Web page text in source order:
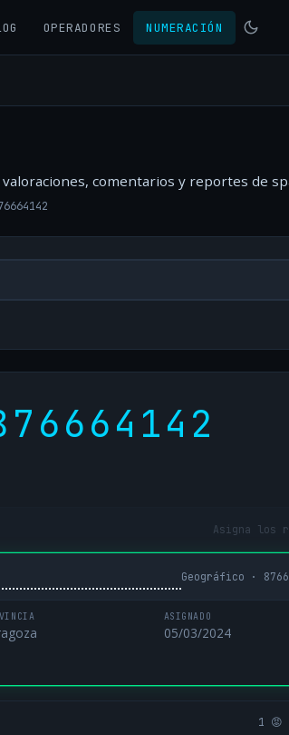
OPERADORES NUMERACIÓN
valoraciones, comentarios y reportes de
Asigna los
Geográfico ·
ASIGNADO
05/03/2024
1 😡